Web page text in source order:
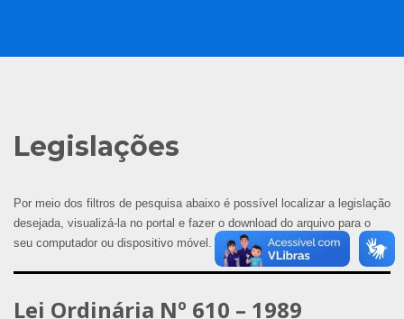
Legislações
Por meio dos filtros de pesquisa abaixo é possível localizar a legislação
desejada, visualizá-la no portal e fazer o download do arquivo para o
seu computador ou dispositivo móvel.
Lei Ordinária Nº 610 – 1989